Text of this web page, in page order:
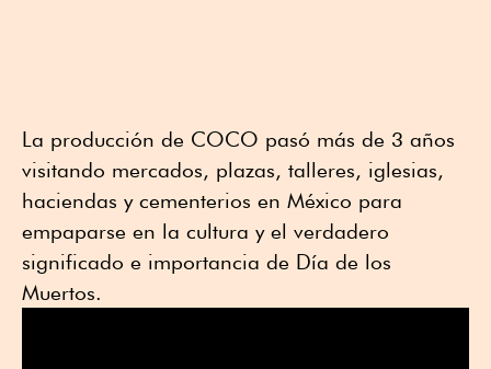
La producción de COCO pasó más de 3 años
visitando mercados, plazas, talleres, iglesias,
haciendas y cementerios en México para
empaparse en la cultura y el verdadero
significado e importancia de Día de los
Muertos.